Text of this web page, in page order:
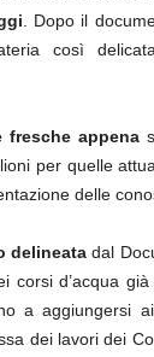
. Dopo il
così
appena
per quelle
delle
delineata dal
corsi d’acqua
a aggiungersi
dei lavori dei